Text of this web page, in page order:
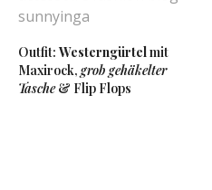
Outfit: Westerngürtelmit
Maxirock, grob gehäkelter
Tasche& Flip Flops